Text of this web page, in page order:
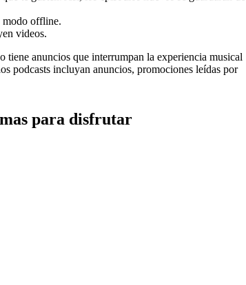
modo offline.
videos.
tiene anuncios que interrumpan la experiencia musical
podcasts incluyan anuncios, promociones leídas por
para disfrutar